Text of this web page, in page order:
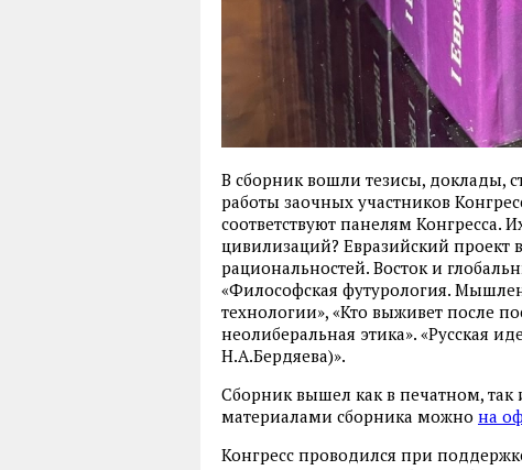
В сборник вошли тезисы, доклады,
работы заочных участников
соответствуют панелям Конгресса.
цивилизаций? Евразийский проект
рациональностей. Восток и
«Философская футурология.
технологии», «Кто выживет после
неолиберальная этика». «Русская
Н.А.Бердяева)».
Сборник вышел как в печатном,
материалами сборника можно на
Конгресс проводился при